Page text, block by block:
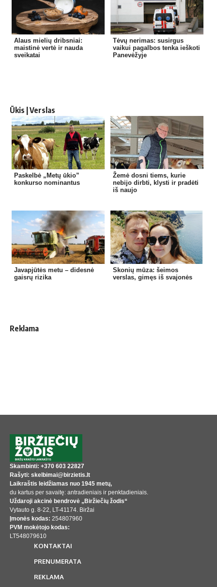
Alaus mielių dribsniai:
maistinė vertė ir nauda
sveikatai
Tėvų nerimas: susirgus
vaikui pagalbos tenka ieškoti
Panevėžyje
Ūkis | Verslas
Paskelbė „Metų ūkio”
konkurso nominantus
Žemė dosni tiems, kurie
nebijo dirbti, klysti ir pradėti
iš naujo
Javapjūtės metu – didesnė
gaisrų rizika
Skonių mūza: šeimos
verslas, gimęs iš svajonės
Reklama
Skambinti: +370 603 22827
Rašyti: skelbimai@birzietis.lt
Laikraštis leidžiamas nuo 1945 metų,
du kartus per savaitę: antradieniais ir penktadieniais.
Uždaroji akcinė bendrovė „Biržiečių žodis“
Vytauto g. 8-22, LT-41174. Biržai
Įmonės kodas: 254807960
PVM mokėtojo kodas:
LT548079610
KONTAKTAI
PRENUMERATA
REKLAMA